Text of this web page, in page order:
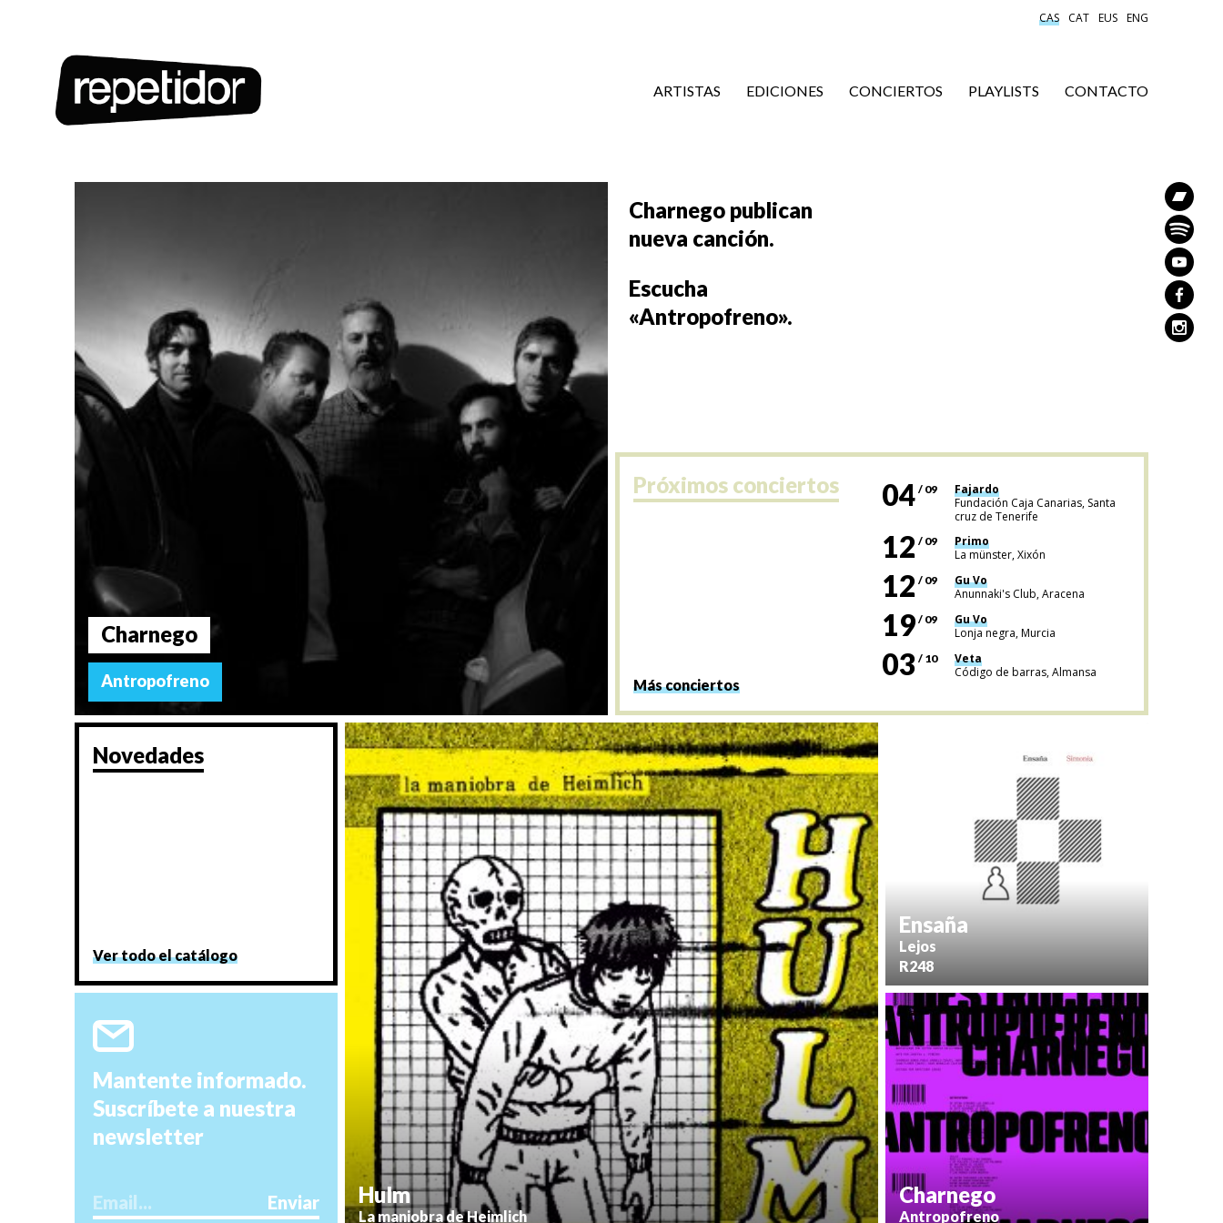
ARTISTAS EDICIONES CONCIERTOS PLAYLISTS CONTACTO
CAS CAT EUS ENG
Charnego
Antropofreno
Charnego publican
nueva canción.
Escucha
«Antropofreno».
Próximos conciertos
Más conciertos
04 / 09
Fajardo
Fundación Caja Canarias, Santa
cruz de Tenerife
12 / 09
Primo
La münster, Xixón
12 / 09
Gu Vo
Anunnaki's Club, Aracena
19 / 09
Gu Vo
Lonja negra, Murcia
03 / 10
Veta
Código de barras, Almansa
Novedades
Ver todo el catálogo
Hulm
La maniobra de Heimlich
Ensaña
Lejos
R248
Charnego
Antropofreno
Mantente informado.
Suscríbete a nuestra
newsletter